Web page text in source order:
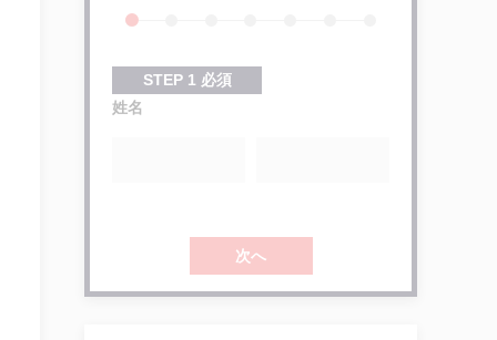
STEP 1 必須
姓名
次へ